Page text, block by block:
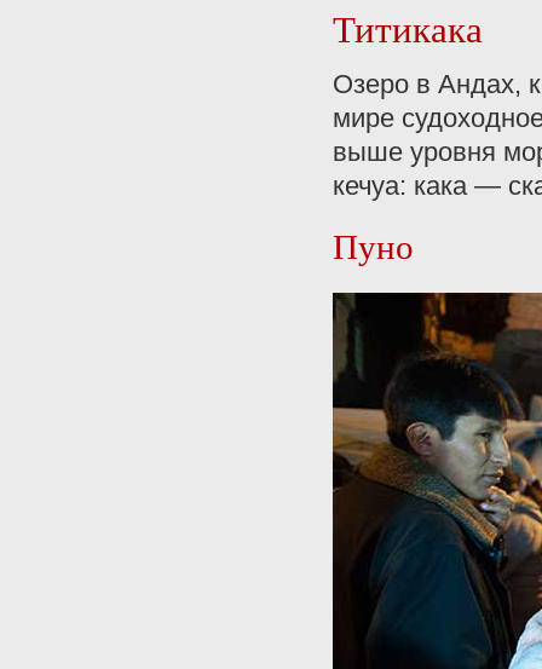
Титикака
Озеро в Андах,
мире
выше уровня
кечуа: кака —
Пуно